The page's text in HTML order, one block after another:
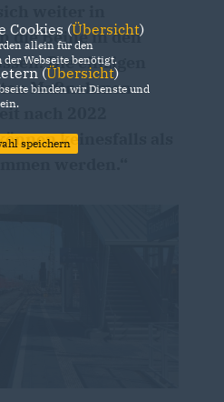
weiter in
die Beine in den
Die einzigen
Maßnahmen
nach 2022
keinesfalls als
Cookies (Übersicht)
allein für den
Webseite benötigt.
(Übersicht)
binden wir Dienste und
speichern